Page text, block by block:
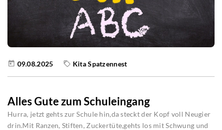
09.08.2025 Kita Spatzennest
Alles Gute zum Schuleingang
Hurra, jetzt gehts zur Schule hin,da steckt der Kopf voll Neugier
drin.Mit Ranzen, Stiften, Zuckertüte,gehts los mit Schwung und